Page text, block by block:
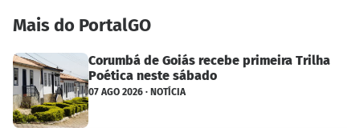
Mais do PortalGO
Corumbá de Goiás recebe primeira Trilha
Poética neste sábado
07 AGO 2026 · NOTÍCIA